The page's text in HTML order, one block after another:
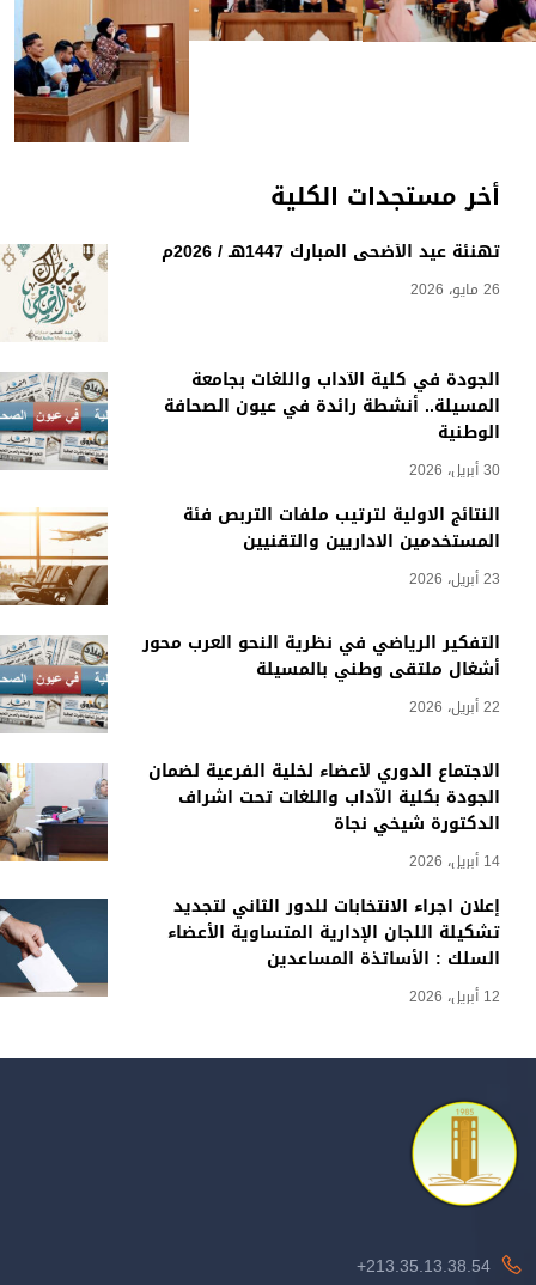
أخر مستجدات الكلية
تهنئة عيد الأضحى المبارك 1447هـ / 2026م
26 مايو، 2026
الجودة في كلية الآداب واللغات بجامعة
المسيلة.. أنشطة رائدة في عيون الصحافة
الوطنية
30 أبريل، 2026
النتائج الاولية لترتيب ملفات التربص فئة
المستخدمين الاداريين والتقنيين
23 أبريل، 2026
التفكير الرياضي في نظرية النحو العرب محور
أشغال ملتقى وطني بالمسيلة
22 أبريل، 2026
الاجتماع الدوري لأعضاء لخلية الفرعية لضمان
الجودة بكلية الآداب واللغات تحت اشراف
الدكتورة شيخي نجاة
14 أبريل، 2026
إعلان اجراء الانتخابات للدور الثاني لتجديد
تشكيلة اللجان الإدارية المتساوية الأعضاء
السلك : الأساتذة المساعدين
12 أبريل، 2026
213.35.13.38.54+